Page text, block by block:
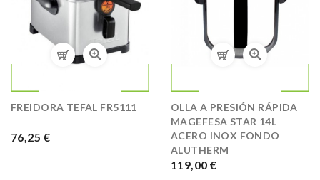
FREIDORA TEFAL FR5111
PRECIO
76,25 €
OLLA A PRESIÓN RÁPIDA
MAGEFESA STAR 14L
ACERO INOX FONDO
ALUTHERM
PRECIO
119,00 €